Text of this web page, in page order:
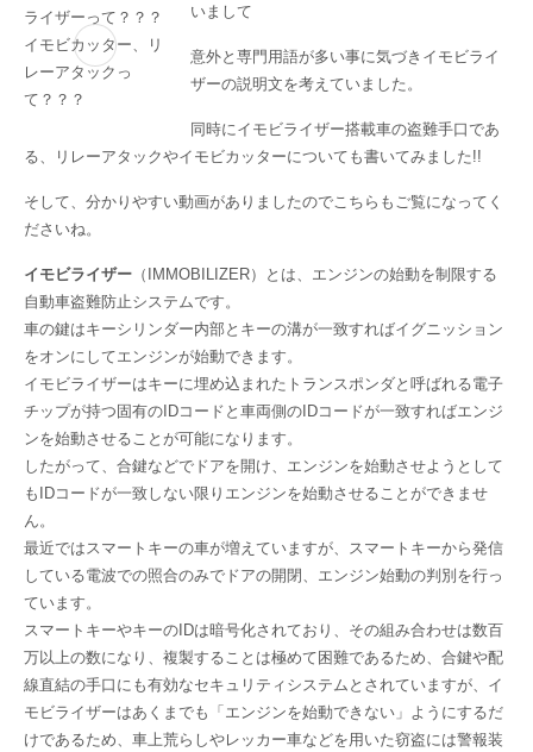
いまして
意外と専門用語が多い事に気づきイモビライ
ザーの説明文を考えていました。
同時にイモビライザー搭載車の盗難手口であ
る、リレーアタックやイモビカッターについても書いてみました!!
そして、分かりやすい動画がありましたのでこちらもご覧になってく
ださいね。
イモビライザー （IMMOBILIZER）とは、エンジンの始動を制限する
自動車盗難防止システムです。
車の鍵はキーシリンダー内部とキーの溝が一致すればイグニッション
をオンにしてエンジンが始動できます。
イモビライザーはキーに埋め込まれたトランスポンダと呼ばれる電子
チップが持つ固有のIDコードと車両側のIDコードが一致すればエンジ
ンを始動させることが可能になります。
したがって、合鍵などでドアを開け、エンジンを始動させようとして
もIDコードが一致しない限りエンジンを始動させることができませ
ん。
最近ではスマートキーの車が増えていますが、スマートキーから発信
している電波での照合のみでドアの開閉、エンジン始動の判別を行っ
ています。
スマートキーやキーのIDは暗号化されており、その組み合わせは数百
万以上の数になり、複製することは極めて困難であるため、合鍵や配
線直結の手口にも有効なセキュリティシステムとされていますが、イ
モビライザーはあくまでも「エンジンを始動できない」ようにするだ
けであるため、車上荒らしやレッカー車などを用いた窃盗には警報装